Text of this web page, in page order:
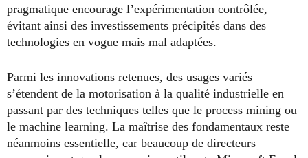
pragmatique encourage l’expérimentation contrôlée,
évitant ainsi des investissements précipités dans des
technologies en vogue mais mal adaptées.
Parmi les innovations retenues, des usages variés
s’étendent de la motorisation à la qualité industrielle en
passant par des techniques telles que le process mining ou
le machine learning. La maîtrise des fondamentaux reste
néanmoins essentielle, car beaucoup de directeurs